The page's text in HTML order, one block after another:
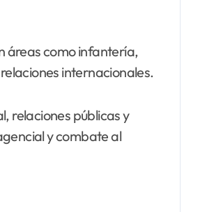
áreas como infantería,
internacionales.
relaciones públicas y
y combate al